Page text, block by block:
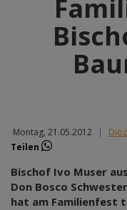
Montag, 21.05.2012 |
Teilen
Bischof Ivo Muser
Don Bosco
hat am Familienfest